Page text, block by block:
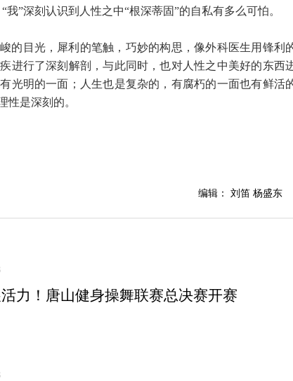
”深刻认识到人性之中“根深蒂固”的自私有多么可怕。
的目光，犀利的笔触，巧妙的构思，像外科医生用锋利
进行了深刻解剖，与此同时，也对人性之中美好的东西
光明的一面；人生也是复杂的，有腐朽的一面也有鲜活
性是深刻的。
编辑： 刘笛 杨盛东
力！唐山健身操舞联赛总决赛开赛